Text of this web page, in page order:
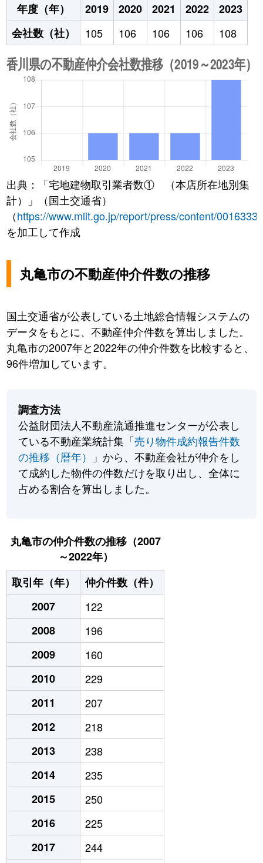
年度（年）
2019 2020 2021 2022
2023
会社数（社）
105 106 106 106 108
出典：「宅地建物取引業者数① （本店所在地別集
計）」（国土交通省）
（https://www.mlit.go.jp/report/press/content/
を加工して作成
丸亀市の不動産仲介件数の推移
国土交通省が公表している土地総合情報システムの
データをもとに、不動産仲介件数を算出しました。
丸亀市の2007年と2022年の仲介件数を比較すると、
96件増加しています。
調査方法
公益財団法人不動産流通推進センターが公表し
ている不動産業統計集「売り物件成約報告件数
の推移（暦年）
」から、不動産会社が仲介をし
て成約した物件の件数だけを取り出し、全体に
占める割合を算出しました。
丸亀市の仲介件数の推移（2007
～2022年）
取引年（年）
仲介件数（件）
2007
122
2008
196
2009
160
2010
229
2011
207
2012
218
2013
238
2014
235
2015
250
2016
225
2017
244